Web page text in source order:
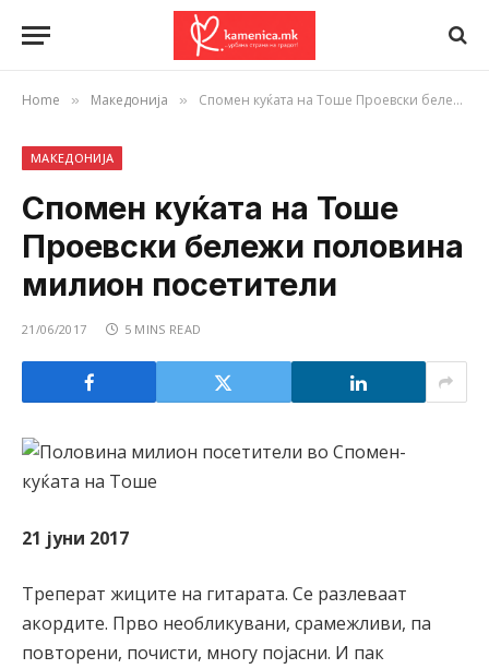
Home » Македонија » Спомен куќата на Тоше Проевски бележи половина милион посетители
МАКЕДОНИЈА
Спомен куќата на Тоше
Проевски бележи половина
милион посетители
21/06/2017 5 MINS READ
21 јуни 2017
Треперат жиците на гитарата. Се разлеваат
акордите. Прво необликувани, срамежливи, па
повторени, почисти, многу појасни. И пак